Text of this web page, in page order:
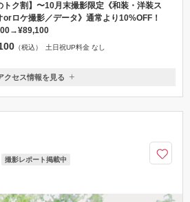
トク割】〜10月末撮影限定《和装・洋装ス
orロケ撮影／データ》通常より10%OFF！
（税込） 土日祝UP料金 なし
クセス情報を見る
撮影レポート掲載中